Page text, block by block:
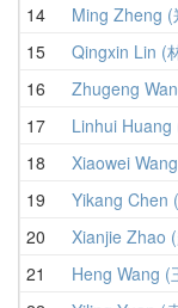
14 Ming Zheng (
15 Qingxin Lin (
16 Zhugeng
17 Linhui Huang
18 Xiaowei
19 Yikang Chen
20 Xianjie Zhao
21 Heng Wang (